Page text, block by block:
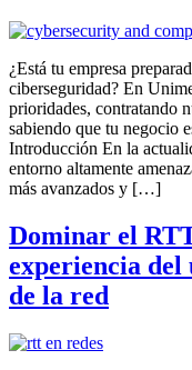
¿Está tu empresa
ciberseguridad? En
prioridades, contratando
sabiendo que tu negocio
Introducción En la
entorno altamente
más avanzados y […]
Dominar el
experiencia
de la red